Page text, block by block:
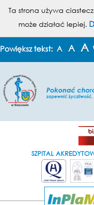
MAPA STRONY
Powiększ tekst: A A A
SZPITAL
Ta strona używa
może działać lepiej.